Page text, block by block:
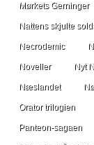
Mørkets Gerninger
Nattens skjulte
Necrodemic
Noveller Nyt
Næslandet
Orator trilogien
Panteon-sagaen